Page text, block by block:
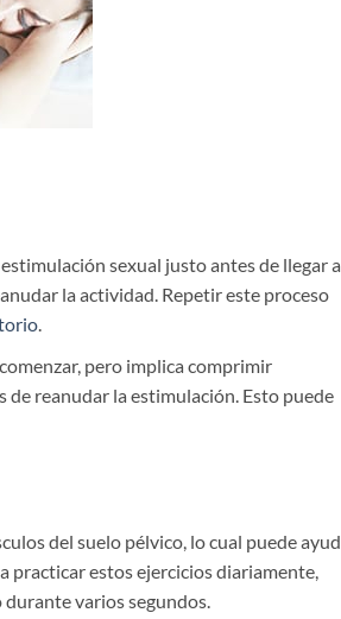
sexual justo antes de llegar
la actividad. Repetir este proceso
.
pero implica comprimir
reanudar la estimulación. Esto puede
del suelo pélvico, lo cual puede
practicar estos ejercicios diariamente,
varios segundos.